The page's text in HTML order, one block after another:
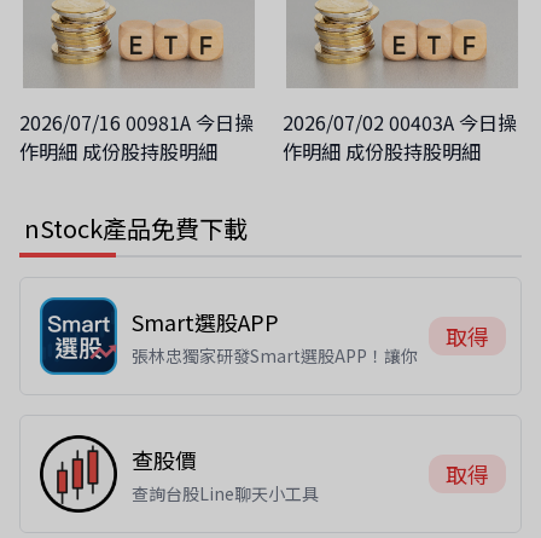
2026/07/16 00981A 今日操
作明細 成份股持股明細
2026/07/02 00403A 今日操
作明細 成份股持股明細
nStock產品免費下載
Smart選股APP
張林忠獨家研發Smart選股APP！讓你
取得
查股價
查詢台股Line聊天小工具
取得